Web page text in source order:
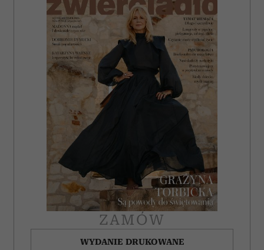
ZAMÓW
WYDANIE DRUKOWANE